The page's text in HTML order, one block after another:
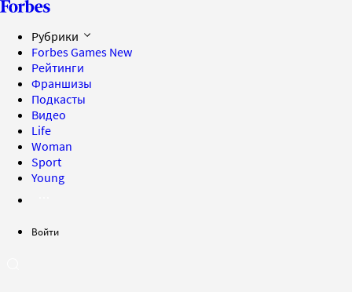
Рубрики
Forbes Games New
Рейтинги
Франшизы
Подкасты
Видео
Life
Woman
Sport
Young
Войти